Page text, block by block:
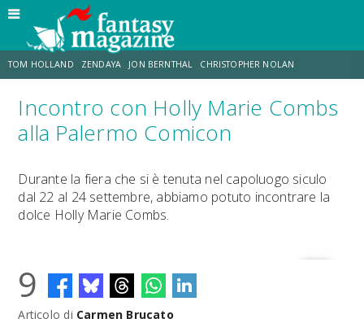
TOM HOLLAND ZENDAYA JON BERNTHAL CHRISTOPHER NOLAN
STRANIMONDI LUCCA COMICS & GAMES ODISSEA TRAMELL TILLMAN
Incontro con Holly Marie Combs
alla Palermo Comicon
Durante la fiera che si è tenuta nel capoluogo siculo
dal 22 al 24 settembre, abbiamo potuto incontrare la
dolce Holly Marie Combs.
9
Articolo di Carmen Brucato